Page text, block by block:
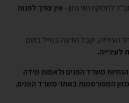
לחלוקת תווי מזון.- אין צורך לפנות
העירייה, יקבל הודעה במייל בתום
לעירייה.
משרד הפנים ולאמות מידה
המפורסמות באתר משרד הפנים.